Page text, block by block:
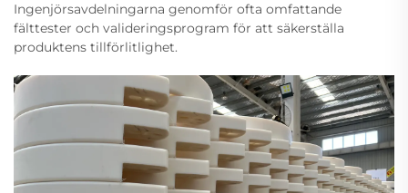
Ingenjörsavdelningarna genomför ofta omfattande
fälttester och valideringsprogram för att säkerställa
produktens tillförlitlighet.